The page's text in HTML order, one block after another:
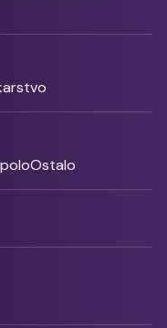
Ostalo